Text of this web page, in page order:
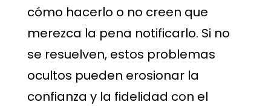
cómo hacerlo o no creen que
merezca la pena notificarlo. Si no
se resuelven, estos problemas
ocultos pueden erosionar la
confianza y la fidelidad con el